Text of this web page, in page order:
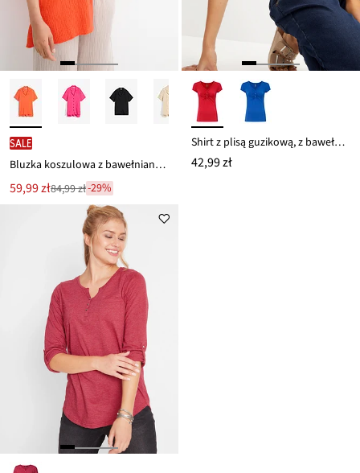
SALE
Bluzka koszulowa z bawełnianego muślinu
Nowa
cena
59,99 zł
Przeceniono
84,99 zł-29%
Shirt z plisą guzikową, z bawełny organicznej
42,99 zł